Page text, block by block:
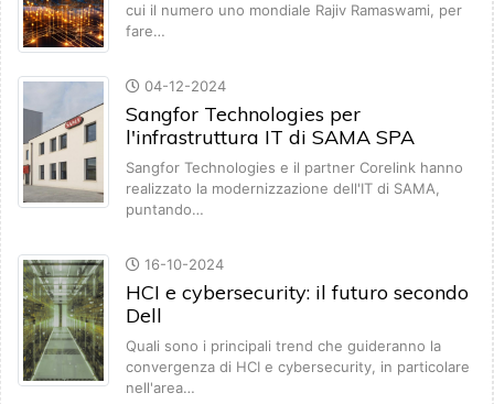
cui il numero uno mondiale Rajiv Ramaswami, per
fare…
04-12-2024
Sangfor Technologies per
l'infrastruttura IT di SAMA SPA
Sangfor Technologies e il partner Corelink hanno
realizzato la modernizzazione dell'IT di SAMA,
puntando…
16-10-2024
HCI e cybersecurity: il futuro secondo
Dell
Quali sono i principali trend che guideranno la
convergenza di HCI e cybersecurity, in particolare
nell'area…